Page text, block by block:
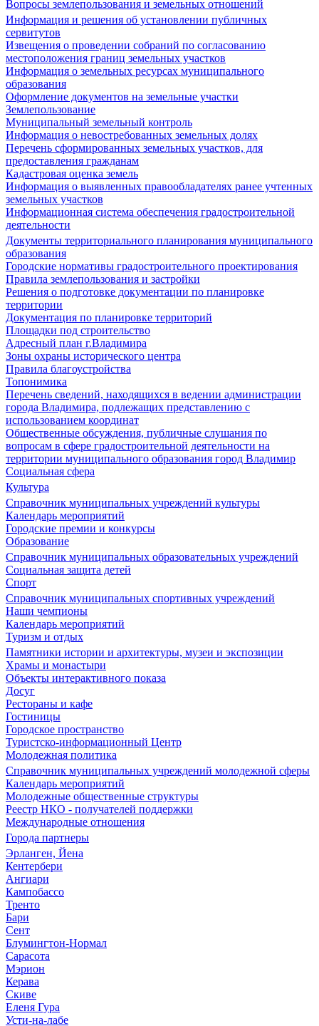
Вопросы землепользования и земельных отношений
Информация и решения об установлении публичных
сервитутов
Извещения о проведении собраний по согласованию
местоположения границ земельных участков
Информация о земельных ресурсах муниципального
образования
Оформление документов на земельные участки
Землепользование
Муниципальный земельный контроль
Информация о невостребованных земельных долях
Перечень сформированных земельных участков, для
предоставления гражданам
Кадастровая оценка земель
Информация о выявленных правообладателях ранее учтенных
земельных участков
Информационная система обеспечения градостроительной
деятельности
Документы территориального планирования муниципального
образования
Городские нормативы градостроительного проектирования
Правила землепользования и застройки
Решения о подготовке документации по планировке
территории
Документация по планировке территорий
Площадки под строительство
Адресный план г.Владимира
Зоны охраны исторического центра
Правила благоустройства
Топонимика
Перечень сведений, находящихся в ведении администрации
города Владимира, подлежащих представлению с
использованием координат
Общественные обсуждения, публичные слушания по
вопросам в сфере градостроительной деятельности на
территории муниципального образования город Владимир
Социальная сфера
Культура
Справочник муниципальных учреждений культуры
Календарь мероприятий
Городские премии и конкурсы
Образование
Справочник муниципальных образовательных учреждений
Социальная защита детей
Спорт
Справочник муниципальных спортивных учреждений
Наши чемпионы
Календарь мероприятий
Туризм и отдых
Памятники истории и архитектуры, музеи и экспозиции
Храмы и монастыри
Объекты интерактивного показа
Досуг
Рестораны и кафе
Гостиницы
Городское пространство
Туристско-информационный Центр
Молодежная политика
Справочник муниципальных учреждений молодежной сферы
Календарь мероприятий
Молодежные общественные структуры
Реестр НКО - получателей поддержки
Международные отношения
Города партнеры
Эрланген, Йена
Кентербери
Ангиари
Кампобассо
Тренто
Бари
Сент
Блумингтон-Нормал
Сарасота
Мэрион
Керава
Скиве
Еленя Гура
Усти-на-лабе